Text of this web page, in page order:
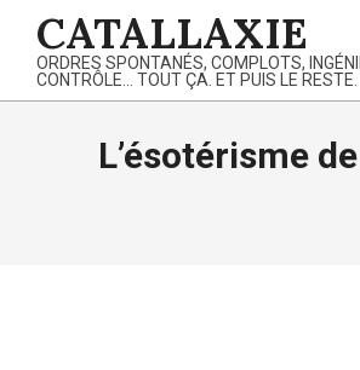
content
CATALLAXIE
ORDRES SPONTANÉS, COMPLOTS,
CONTRÔLE… TOUT ÇA. ET PUIS LE RESTE.
L’ésotérisme